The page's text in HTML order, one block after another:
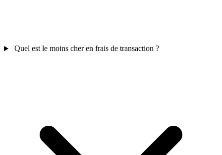
Quel est le moins cher en frais de transaction ?